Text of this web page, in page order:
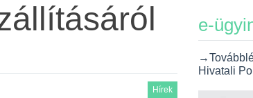
Hírek
e-
Hivatali